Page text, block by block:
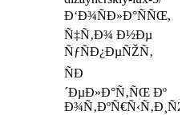
Ð‘Ð¾ÑÐ»Ð°ÑÑŒ,
Ñ‡Ñ‚Ð¾ Ð½Ðµ
ÑƒÑÐ¿ÐµÑŽÑ‚
ÑÐ
´ÐµÐ»Ð°Ñ‚ÑŒ Ðº
Ð¾Ñ‚ÐºÑ€Ñ‹Ñ‚Ð¸ÑŽ,